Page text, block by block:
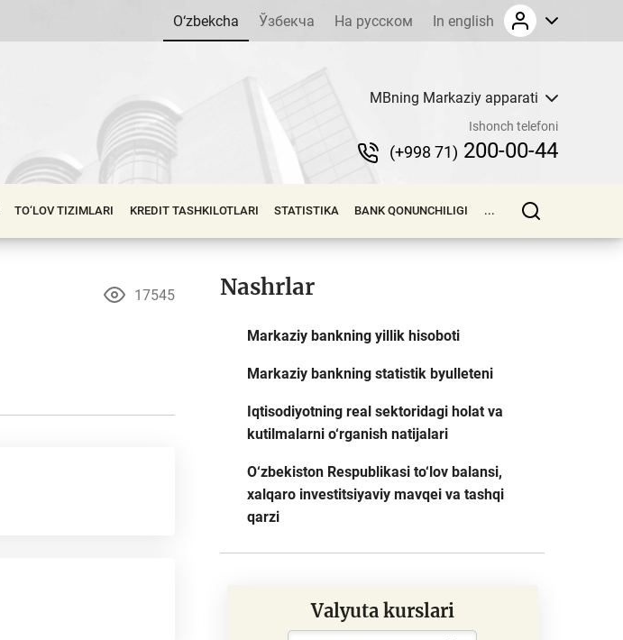
O‘zbekcha Ўзбекча На русском In english
MBning Markaziy apparati
Ishonch telefoni
(+998 71) 200-00-44
TO‘LOV TIZIMLARI KREDIT TASHKILOTLARI STATISTIKA BANK QONUNCHILIGI ...
17545 Nashrlar
Markaziy bankning yillik hisoboti
Markaziy bankning statistik byulleteni
Iqtisodiyotning real sektoridagi holat va
kutilmalarni o‘rganish natijalari
O‘zbekiston Respublikasi to‘lov balansi,
xalqaro investitsiyaviy mavqei va tashqi
qarzi
Valyuta kurslari